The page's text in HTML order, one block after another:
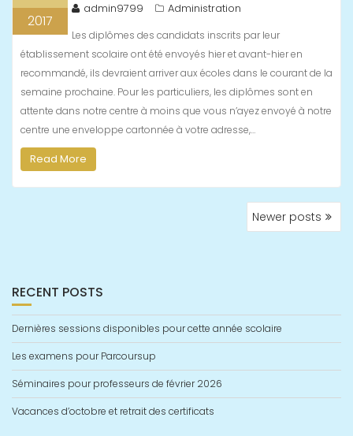
2017
admin9799 Administration
Les diplômes des candidats inscrits par leur
établissement scolaire ont été envoyés hier et avant-hier en
recommandé, ils devraient arriver aux écoles dans le courant de la
semaine prochaine. Pour les particuliers, les diplômes sont en
attente dans notre centre à moins que vous n’ayez envoyé à notre
centre une enveloppe cartonnée à votre adresse,…
Read More
Newer posts
RECENT POSTS
Dernières sessions disponibles pour cette année scolaire
Les examens pour Parcoursup
Séminaires pour professeurs de février 2026
Vacances d’octobre et retrait des certificats